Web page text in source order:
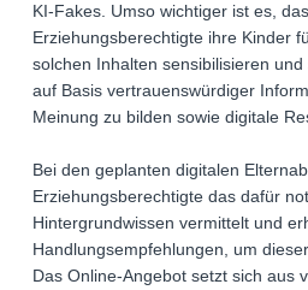
KI-Fakes. Umso wichtiger ist es,
Erziehungsberechtigte ihre Kinder
solchen Inhalten sensibilisieren
auf Basis vertrauenswürdiger
Meinung zu bilden sowie digitale
Bei den geplanten digitalen
Erziehungsberechtigte das dafür
Hintergrundwissen vermittelt und
Handlungsempfehlungen, um
Das Online-Angebot setzt sich aus